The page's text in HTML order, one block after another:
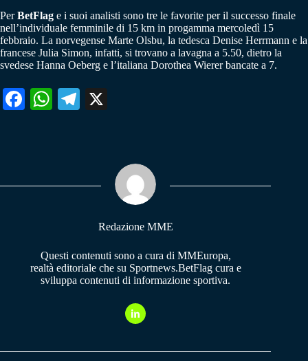
PerBetFlag e i suoi analisti sono tre le favorite per il successo finale
nell’individuale femminile di 15 km in progamma mercoledì 15
febbraio. La norvegense Marte Olsbu, la tedesca Denise Herrmann e la
francese Julia Simon, infatti, si trovano a lavagna a 5.50, dietro la
svedese Hanna Oeberg e l’italiana Dorothea Wierer bancate a 7.
Fa W
pp
Te
m
Redazione MME
Questi contenuti sono a cura di MMEuropa,
realtà editoriale che su Sportnews.BetFlag cura e
sviluppa contenuti di informazione sportiva.